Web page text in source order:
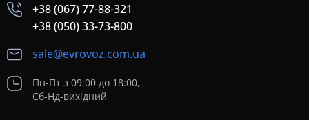
+38 (067) 77-88-321
+38 (050) 33-73-800
sale@evrovoz.com.ua
Пн-Пт з 09:00 до 18:00,
Сб-Нд-вихідний